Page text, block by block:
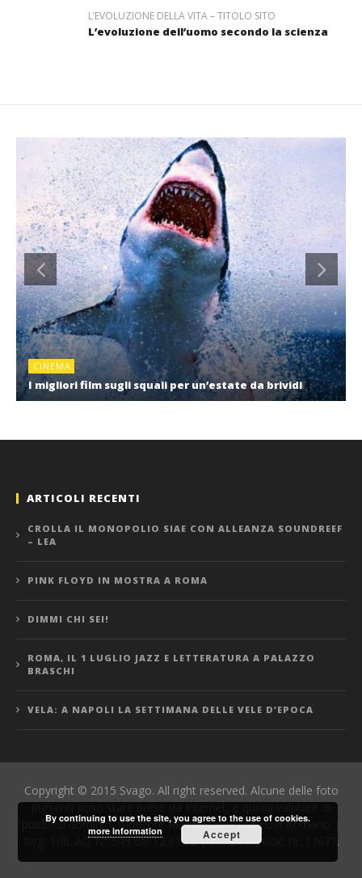
L’EVOLUZIONE DELLA VITA – TITOLO SITO
L’evoluzione dell’uomo secondo la scienza
CINEMA
I migliori film sugli squali per un’estate da brividi
ARTICOLI RECENTI
CROLLA IL MONOPOLIO SIAE CON ALLEANZA SOUNDREEF
– LEA
PINK FLOYD IN MOSTRA A ROMA
DIMMI CHI SEI!
ROMA, IL 1 LUGLIO JAZZ E LETTERATURA A PALAZZO
BRASCHI
VELA: A NAPOLI LA SETTIMANA DELLE VELE D’EPOCA
Copyright © 2015 Svago. All right reserved. Alcune delle foto
pubblico dominio. Direttore Responsabile: Manuel Romano |
Reg. Trib. AQ N° 549 del 12.01.06 | Iscrizione ROC nr. 17677.
By continuing to use the site, you agree to the use of cookies.
more information
Accept